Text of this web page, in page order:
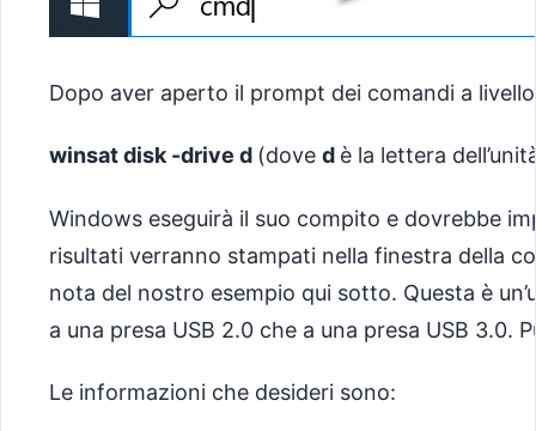
Dopo aver aperto il prompt dei comandi a
winsat disk -drive d (dove d è la lettera
Windows eseguirà il suo compito e dovrebbe
risultati verranno stampati nella finestra della
nota del nostro esempio qui sotto. Questa è
a una presa USB 2.0 che a una presa USB 3.0.
Le informazioni che desideri sono: